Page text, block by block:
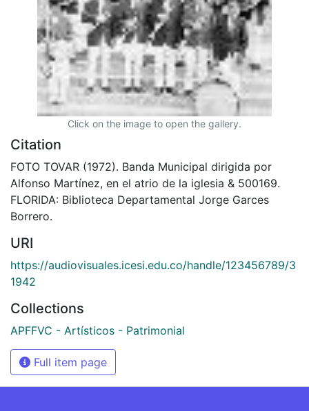
Click on the image to open the gallery.
Citation
FOTO TOVAR (1972). Banda Municipal dirigida por
Alfonso Martínez, en el atrio de la iglesia & 500169.
FLORIDA: Biblioteca Departamental Jorge Garces
Borrero.
URI
https://audiovisuales.icesi.edu.co/handle/123456789/3
1942
Collections
APFFVC - Artísticos - Patrimonial
Full item page